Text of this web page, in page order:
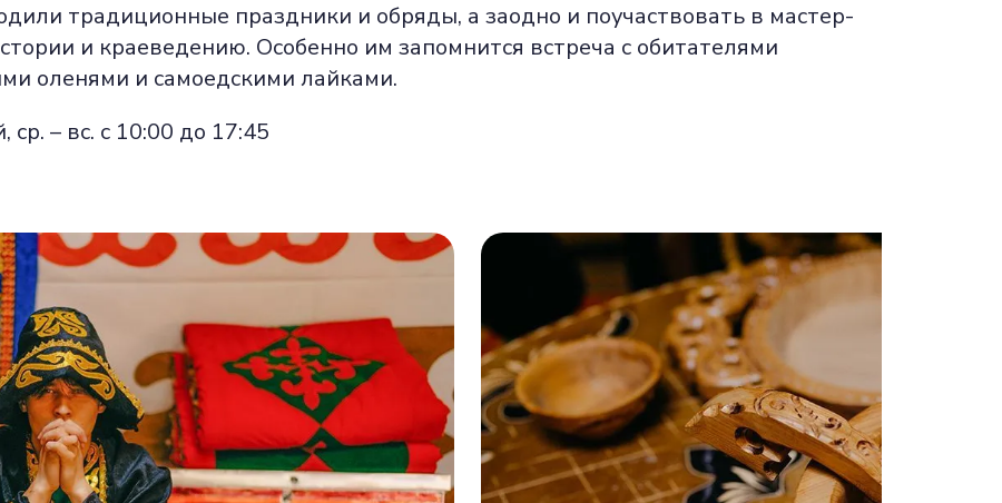
традиционные праздники и обряды, а заодно и поучаствовать в мастер-
и краеведению. Особенно им запомнится встреча с обитателями
оленями и самоедскими лайками.
– вс. с 10:00 до 17:45